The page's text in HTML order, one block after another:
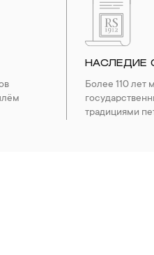
НАСЛЕДИЕ
Более 110 лет
традициями